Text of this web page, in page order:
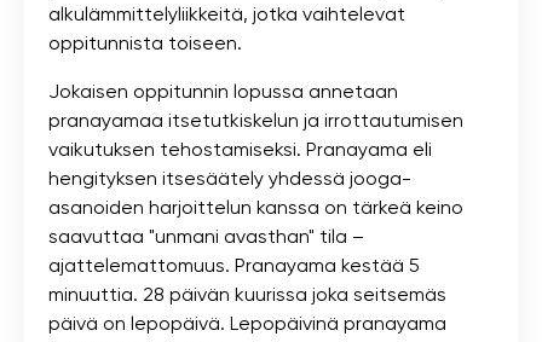
alkulämmittelyliikkeitä, jotka vaihtelevat
oppitunnista toiseen.
Jokaisen oppitunnin lopussa annetaan
pranayamaa itsetutkiskelun ja irrottautumisen
vaikutuksen tehostamiseksi. Pranayama eli
hengityksen itsesäätely yhdessä jooga-
asanoiden harjoittelun kanssa on tärkeä keino
saavuttaa "unmani avasthan" tila –
ajattelemattomuus. Pranayama kestää 5
minuuttia. 28 päivän kuurissa joka seitsemäs
päivä on lepopäivä. Lepopäivinä pranayama